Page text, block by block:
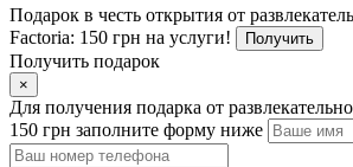
Подарок в честь открытия от
Factoria: 150 грн на услуги!
Получить
Получить подарок
×
Для получения подарка от
150 грн заполните форму ниже